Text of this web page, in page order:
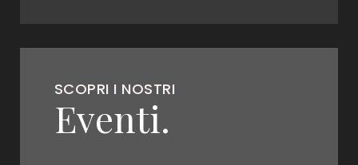
SCOPRI I NOSTRI
Eventi.